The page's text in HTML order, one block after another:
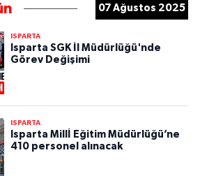
07 Ağustos 2025
ISPARTA
Isparta SGK İl Müdürlüğü'nde
Görev Değişimi
ISPARTA
Isparta Millİ Eğitim Müdürlüğü’ne
410 personel alınacak